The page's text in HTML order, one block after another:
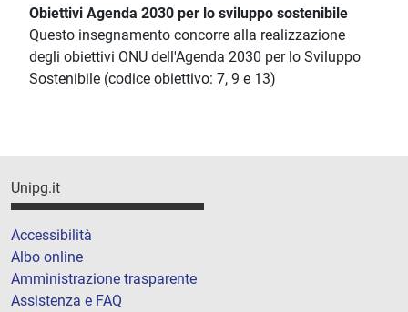
Obiettivi Agenda 2030 per lo sviluppo sostenibile
Questo insegnamento concorre alla realizzazione
degli obiettivi ONU dell'Agenda 2030 per lo Sviluppo
Sostenibile (codice obiettivo: 7, 9 e 13)
Unipg.it
Accessibilità
Albo online
Amministrazione trasparente
Assistenza e FAQ